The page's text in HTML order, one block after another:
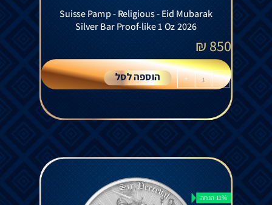
Suisse Pamp - Religious - Eid Mubarak
Silver Bar Proof-like 1 Oz 2026
850
₪
-
+ הוספה לסל
11% הנחה